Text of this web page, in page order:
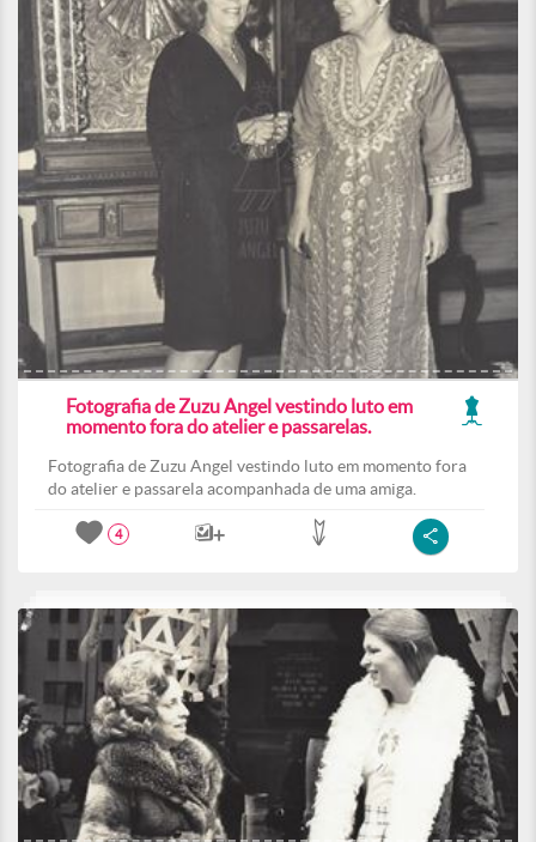
Fotografia de Zuzu Angel vestindo luto em
momento fora do atelier e passarelas.
Fotografia de Zuzu Angel vestindo luto em momento fora
do atelier e passarela acompanhada de uma amiga.
4